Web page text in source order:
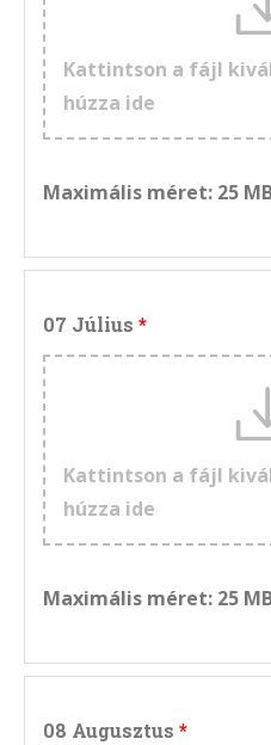
Kattintson a fájl
húzza ide
Maximális méret: 25
07 Július
Kattintson a fájl
húzza ide
Maximális méret: 25
08 Augusztus